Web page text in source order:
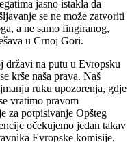
jasno istakla da
se ne može zatvoriti
a ne samo fingiranog,
u Crnoj Gori.
državi na putu u Evropsku
krše naša prava. Naš
ruku upozorenja, gdje
vratimo pravom
za potpisivanje Opšteg
očekujemo jedan takav
Evropske komisije,